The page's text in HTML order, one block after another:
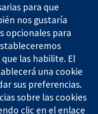
Contacto
Noticias
Prensa
Sobre
nosotros
Empleo
Cochrane
Library
para que
nos gustaría
opcionales para
las habilite. El
una cookie
sus preferencias.
sobre las cookies
clic en el enlace